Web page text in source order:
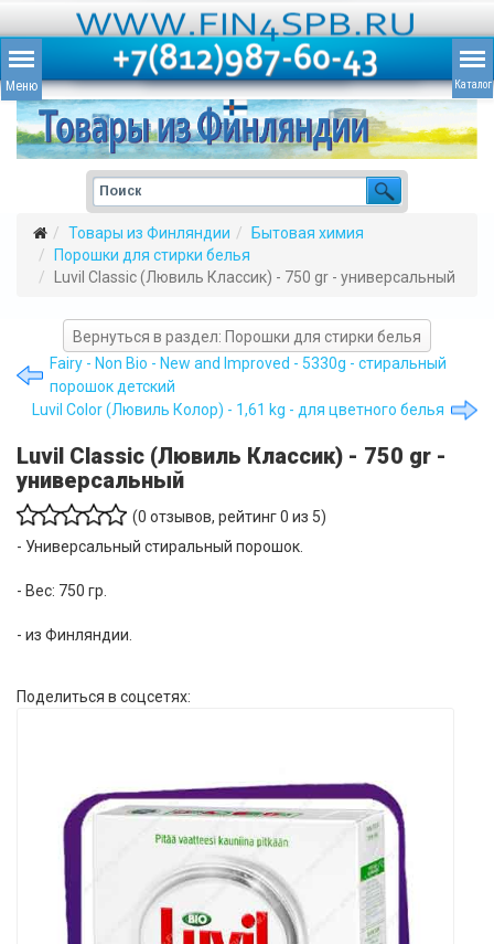
Товары из Финляндии
Бытовая химия
Порошки для стирки белья
Luvil Classic (Лювиль Классик) - 750 gr - универсальный
Вернуться в раздел: Порошки для стирки белья
Fairy - Non Bio - New and Improved - 5330g - стиральный
порошок детский
Luvil Color (Лювиль Колор) - 1,61 kg - для цветного белья
Luvil Classic (Лювиль Классик) - 750 gr -
универсальный
(0 отзывов, рейтинг0 из 5)
- Универсальный стиральный порошок.
- Вес: 750 гр.
- из Финляндии.
Поделиться в соцсетях: